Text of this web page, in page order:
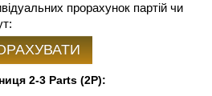
прорахунок партій чи
2-3 Parts (2P):